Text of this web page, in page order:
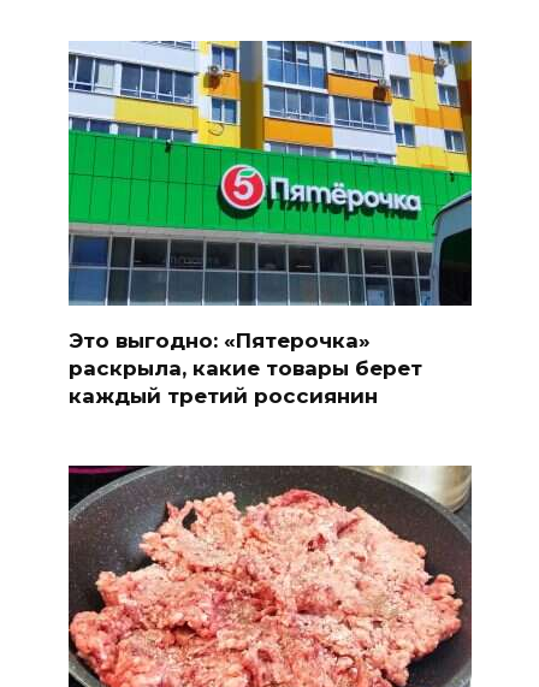
Это выгодно: «Пятерочка»
раскрыла, какие товары берет
каждый третий россиянин